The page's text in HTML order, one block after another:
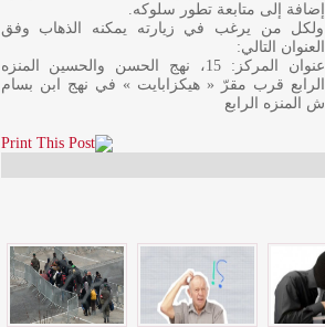
إضافة إلى متابعة تطور سلوكه.
ولكل من يرغب في زيارته يمكنه الذهاب وفق
العنوان التالي:
عنوان المركز: 15، نهج الحسن والحسين المنزه
الرابع قرب مقرّ « هيكزابايت » في نهج ابن بسام
ش المنزه الرابع